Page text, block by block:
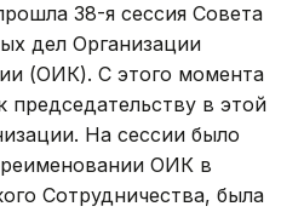
38-я сессия Совета
дел Организации
(ОИК). С этого момента
председательству в этой
На сессии было
ОИК в
Сотрудничества, была